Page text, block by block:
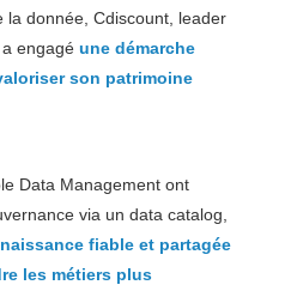
la donnée, Cdiscount, leader
engagéune démarche
son patrimoine
Data Management ont
via un data catalog,
fiable et partagée
les métiers plus